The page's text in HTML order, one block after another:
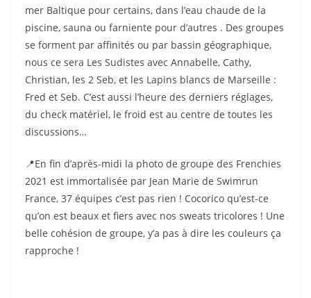
mer Baltique pour certains, dans l’eau chaude de la
piscine, sauna ou farniente pour d’autres . Des groupes
se forment par affinités ou par bassin géographique,
nous ce sera Les Sudistes avec Annabelle, Cathy,
Christian, les 2 Seb, et les Lapins blancs de Marseille :
Fred et Seb. C’est aussi l’heure des derniers réglages,
du check matériel, le froid est au centre de toutes les
discussions…
📍En fin d’après-midi la photo de groupe des Frenchies
2021 est immortalisée par Jean Marie de Swimrun
France, 37 équipes c’est pas rien ! Cocorico qu’est-ce
qu’on est beaux et fiers avec nos sweats tricolores ! Une
belle cohésion de groupe, y’a pas à dire les couleurs ça
rapproche !